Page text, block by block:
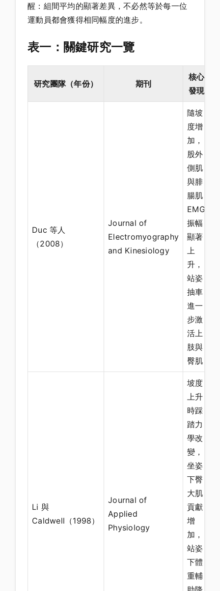
醒：組間平均的顯著差異，不必然等於每一位
運動員都會獲得相同幅度的進步。
表一：關鍵研究一覽
研究團隊（年份） 期刊
核心
發現
Duc 等人
（2008）
Journal of
Electromyography
and Kinesiology
隨坡
度增
加，
股外
側肌
與腓
腸肌
EMG
振幅
顯著
上
升，
站姿
抽車
進一
步激
活上
肢與
臀肌
Li 與
Caldwell（1998）
Journal of
Applied
Physiology
坡度
上升
時踩
踏力
學改
變，
坐姿
下臀
大肌
貢獻
增
加，
站姿
下體
重輔